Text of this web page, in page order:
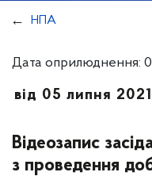
НПА
Дата оприлюднення:
від 05 липня
Відеозапис
з проведення